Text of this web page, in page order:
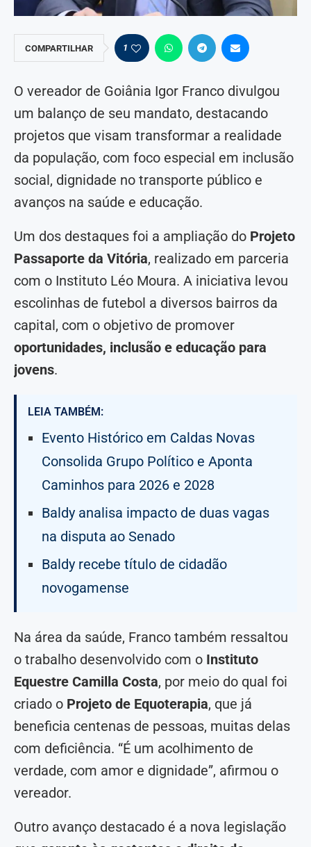
COMPARTILHAR 1
O vereador de Goiânia Igor Franco divulgou
um balanço de seu mandato, destacando
projetos que visam transformar a realidade
da população, com foco especial em inclusão
social, dignidade no transporte público e
avanços na saúde e educação.
Um dos destaques foi a ampliação do Projeto
Passaporte da Vitória, realizado em parceria
com o Instituto Léo Moura. A iniciativa levou
escolinhas de futebol a diversos bairros da
capital, com o objetivo de promover
oportunidades, inclusão e educação para
jovens.
LEIA TAMBÉM:
Evento Histórico em Caldas Novas
Consolida Grupo Político e Aponta
Caminhos para 2026 e 2028
Baldy analisa impacto de duas vagas
na disputa ao Senado
Baldy recebe título de cidadão
novogamense
Na área da saúde, Franco também ressaltou
o trabalho desenvolvido com o Instituto
Equestre Camilla Costa, por meio do qual foi
criado o Projeto de Equoterapia, que já
beneficia centenas de pessoas, muitas delas
com deficiência. “É um acolhimento de
verdade, com amor e dignidade”, afirmou o
vereador.
Outro avanço destacado é a nova legislação